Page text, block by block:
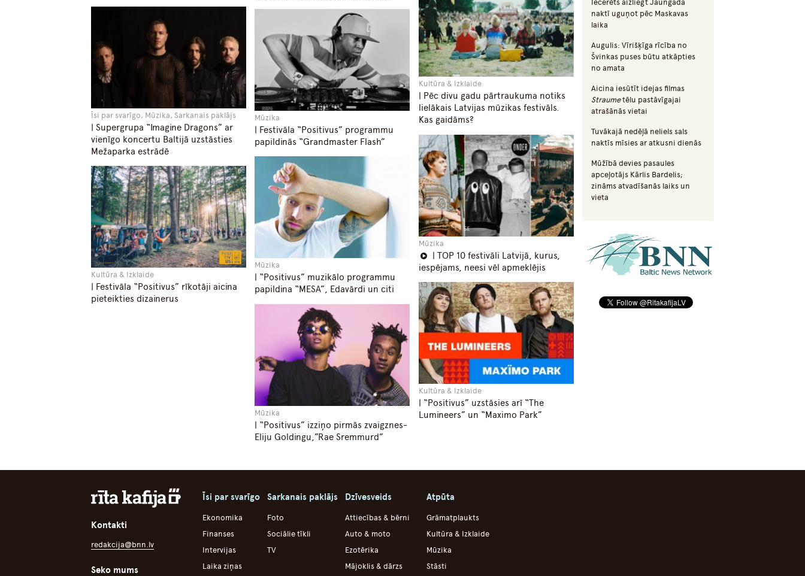
Kultūra & Izklaide
| Pēc divu gadu pārtraukuma notiks
lielākais Latvijas mūzikas festivāls.
Kas gaidāms?
Īsi par svarīgo, Mūzika, Sarkanais paklājs
| Supergrupa “Imagine Dragons” ar
vienīgo koncertu Baltijā uzstāsties
Mežaparka estrādē
Mūzika
| Festivāla “Positivus” programmu
papildinās “Grandmaster Flash”
Mūzika
| TOP 10 festivāli Latvijā, kurus,
iespējams, neesi vēl apmeklējis
Mūzika
| “Positivus” muzikālo programmu
papildina “MESA”, Edavārdi un citi
Kultūra & Izklaide
| Festivāla “Positivus” rīkotāji aicina
pieteikties dizainerus
Kultūra & Izklaide
| “Positivus” uzstāsies arī “The
Lumineers” un “Maximo Park”
Mūzika
| “Positivus” izziņo pirmās zvaigznes-
Eliju Goldingu,”Rae Sremmurd”
Iecerēts aizliegt Jaungada
naktī uguņot pēc Maskavas
laika
Augulis: Vīrišķīga rīcība no
Švinkas puses būtu atkāpties
no amata
Aicina iesūtīt idejas filmas
Straumetēlu pastāvīgajai
atrašānās vietai
Tuvākajā nedēļā neliels sals
naktīs mīsies ar atkusni dienās
Mūžībā devies pasaules
apceļotājs Kārlis Bardelis;
zināms atvadīšanās laiks un
vieta
Kontakti
redakcija@bnn.lv
Seko mums
Īsi par svarīgo
Ekonomika
Finanses
Intervijas
Laika ziņas
Sarkanais paklājs
Foto
Sociālie tīkli
TV
Dzīvesveids
Attiecības & bērni
Auto & moto
Ezotērika
Mājoklis & dārzs
Atpūta
Grāmatplaukts
Kultūra & Izklaide
Mūzika
Stāsti